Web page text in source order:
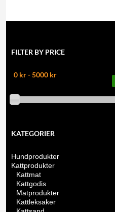
FILTER BY PRICE
0 kr - 5000 kr
KATEGORIER
Hundprodukter
Kattprodukter
Kattmat
Kattgodis
Matprodukter
Kattleksaker